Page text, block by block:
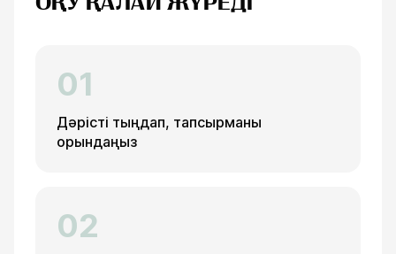
01
Дәрісті тыңдап, тапсырманы
орындаңыз
02